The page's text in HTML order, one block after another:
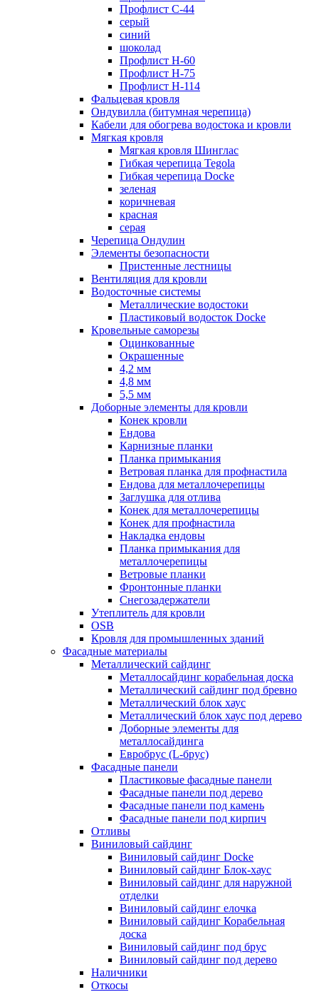
Профлист С-44
серый
синий
шоколад
Профлист Н-60
Профлист Н-75
Профлист H-114
Фальцевая кровля
Ондувилла (битумная черепица)
Кабели для обогрева водостока и кровли
Мягкая кровля
Мягкая кровля Шинглас
Гибкая черепица Tegola
Гибкая черепица Docke
зеленая
коричневая
красная
серая
Черепица Ондулин
Элементы безопасности
Пристенные лестницы
Вентиляция для кровли
Водосточные системы
Металлические водостоки
Пластиковый водосток Docke
Кровельные саморезы
Оцинкованные
Окрашенные
4,2 мм
4,8 мм
5,5 мм
Доборные элементы для кровли
Конек кровли
Ендова
Карнизные планки
Планка примыкания
Ветровая планка для профнастила
Ендова для металлочерепицы
Заглушка для отлива
Конек для металлочерепицы
Конек для профнастила
Накладка ендовы
Планка примыкания для
металлочерепицы
Ветровые планки
Фронтонные планки
Снегозадержатели
Утеплитель для кровли
OSB
Кровля для промышленных зданий
Фасадные материалы
Металлический сайдинг
Металлосайдинг корабельная доска
Металлический сайдинг под бревно
Металлический блок хаус
Металлический блок хаус под дерево
Доборные элементы для
металлосайдинга
Евробрус (L-брус)
Фасадные панели
Пластиковые фасадные панели
Фасадные панели под дерево
Фасадные панели под камень
Фасадные панели под кирпич
Отливы
Виниловый сайдинг
Виниловый сайдинг Docke
Виниловый сайдинг Блок-хаус
Виниловый сайдинг для наружной
отделки
Виниловый сайдинг елочка
Виниловый сайдинг Корабельная
доска
Виниловый сайдинг под брус
Виниловый сайдинг под дерево
Наличники
Откосы